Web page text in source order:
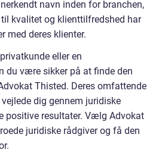
navn inden for branchen,
kvalitet og klienttilfredshed har
med deres klienter.
eller en
du være sikker på at finde den
Thisted. Deres omfattende
dig gennem juridiske
positive resultater. Vælg Advokat
juridiske rådgiver og få den